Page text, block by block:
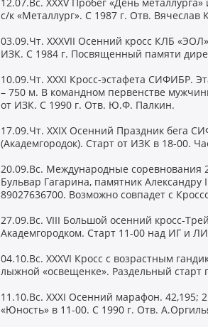
с/к «Металлург». С 1987 г. Отв. Вячеслав
03.09.Чт. XXXVII Осенний кросс КЛБ
ИЗК. С 1984 г. Посвященный памяти
10.09.Чт. XXXI Кросс-эстафета СИФИБР.
– 750 м. B командном первенстве
от ИЗК. С 1990 г. Отв. Ю.Ф. Палкин.
17.09.Чт. XXIX Осенний Праздник бега
(Академгородок). Старт от ИЗК в 18-00.
20.09.Вс. Международные соревнования
Бульвар Гагарина, памятник
89027636700. Возможно совпадет с
27.09.Вс. VIII Большой осенний кросс-
Академгородком. Старт 11-00 над ИГ и
04.10.Вс. XXXVI Кросс с возрастным
лыжной «освещенке». Раздельный старт
11.10.Вс. XXXI Осенний марафон. 42,195;
«Юность» в 11-00. С 1990 г. Отв.